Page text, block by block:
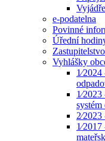
e-podatelna
Povinné
Úřední
Vyhlášky
systém